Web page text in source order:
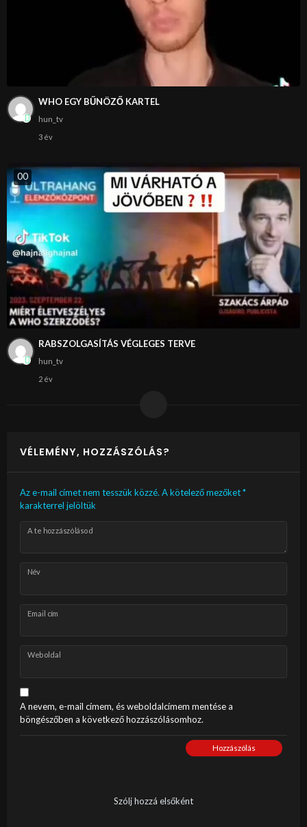
WHO EGY BŰNÖZŐ KARTEL
hun_tv
3 év
00
RABSZOLGASÍTÁS VÉGLEGES TERVE
hun_tv
2 év
VÉLEMÉNY, HOZZÁSZÓLÁS?
Az e-mail címet nem tesszük közzé. A kötelező mezőket*
karakterrel jelöltük
A te hozzászólásod
Név
Email cím
Weboldal
A nevem, e-mail címem, és weboldalcímem mentése a
böngészőben a következő hozzászólásomhoz.
Hozzászólás
Szólj hozzá elsőként